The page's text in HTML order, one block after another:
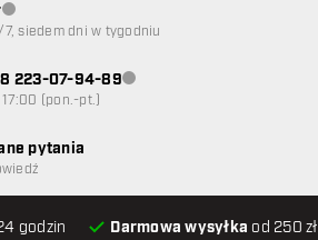
godzin Darmowa wysyłka od 250
pytania
Obsługa klienta niedostępna
siedem dni w tygodniu
223-07-94-89Obsługa klienta niedostępna
(pon.-pt.)